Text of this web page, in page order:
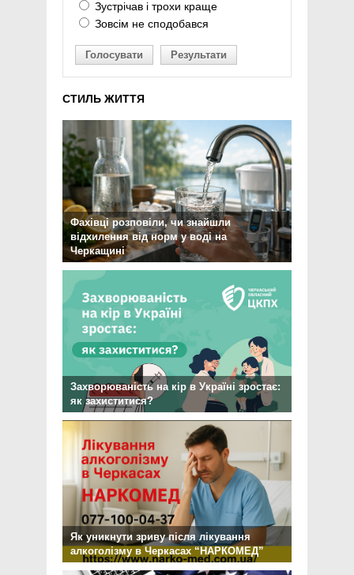
Зустрічав і трохи краще
Зовсім не сподобався
Голосувати Результати
СТИЛЬ ЖИТТЯ
Фахівці розповіли, чи знайшли
відхилення від норм у воді на
Черкащині
Захворюваність на кір в Україні зростає:
як захиститися?
Як уникнути зриву після лікування
алкоголізму в Черкасах “НАРКОМЕД”